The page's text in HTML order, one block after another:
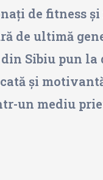
de fitness
de ultimă
Sibiu pun la
și
un mediu